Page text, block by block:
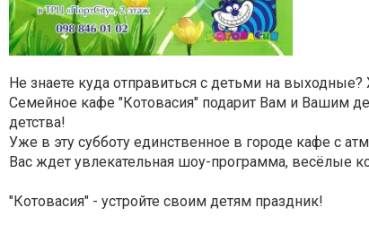
Не знаете куда отправиться с детьми на
Семейное кафе "Котовасия" подарит Вам и Вашим
детства!
Уже в эту субботу единственное в городе кафе с
Вас ждет увлекательная шоу-программа, весёлые
"Котовасия" - устройте своим детям праздник!